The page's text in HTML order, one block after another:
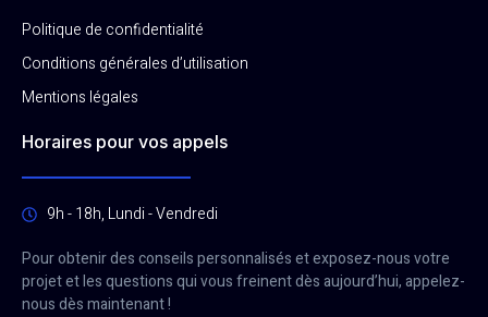
Politique de confidentialité
Conditions générales d’utilisation
Mentions légales
Horaires pour vos appels
9h - 18h, Lundi - Vendredi
Pour obtenir des conseils personnalisés et exposez-nous votre
projet et les questions qui vous freinent dès aujourd’hui, appelez-
nous dès maintenant !